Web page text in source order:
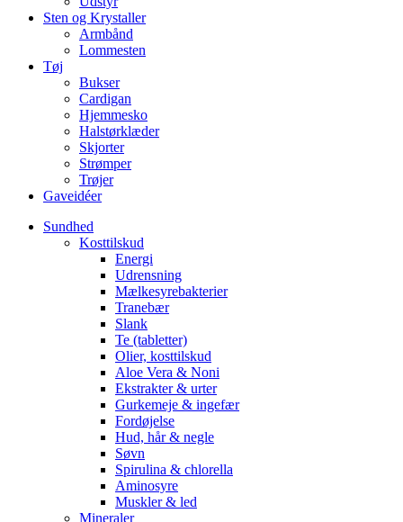
Sten og Krystaller
Armbånd
Lommesten
Tøj
Bukser
Cardigan
Hjemmesko
Halstørklæder
Skjorter
Strømper
Trøjer
Gaveidéer
Sundhed
Kosttilskud
Energi
Udrensning
Mælkesyrebakterier
Tranebær
Slank
Te (tabletter)
Olier, kosttilskud
Aloe Vera & Noni
Ekstrakter & urter
Gurkemeje & ingefær
Fordøjelse
Hud, hår & negle
Søvn
Spirulina & chlorella
Aminosyre
Muskler & led
Mineraler